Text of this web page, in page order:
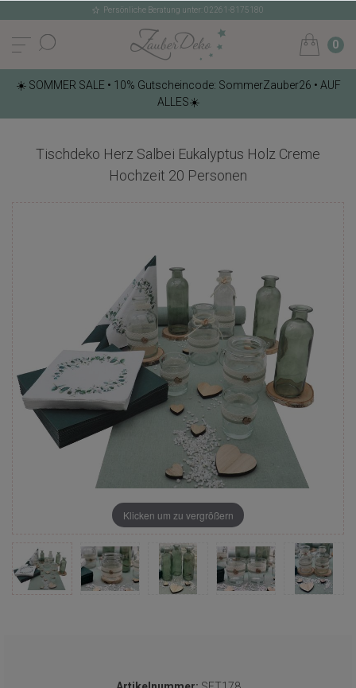
Persönliche Beratung unter: 02261-8175180
0
☀️ SOMMER SALE • 10% Gutscheincode: SommerZauber26 • AUF
ALLES☀️
Tischdeko Herz Salbei Eukalyptus Holz Creme
Hochzeit 20 Personen
Klicken um zu vergrößern